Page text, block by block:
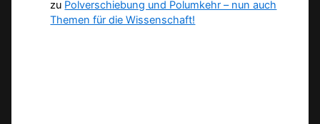
zu Polverschiebung und Polumkehr – nun auch
Themen für die Wissenschaft!